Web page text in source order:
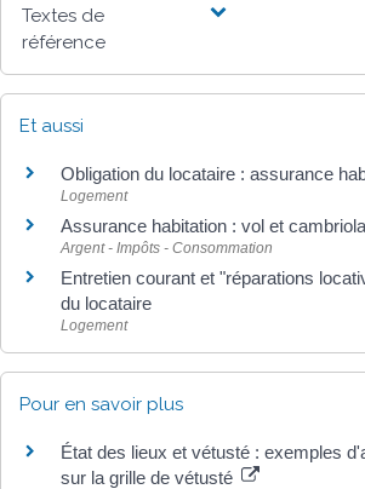
Textes de
référence
Et aussi
Obligation du locataire : assurance
Logement
Assurance habitation : vol et
Argent - Impôts - Consommation
Entretien courant et "réparations
du locataire
Logement
Pour en savoir plus
État des lieux et vétusté : exemples
sur la grille de vétusté